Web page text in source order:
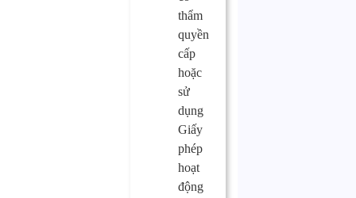
thẩm
quyền
cấp
hoặc
sử
dụng
Giấy
phép
hoạt
động